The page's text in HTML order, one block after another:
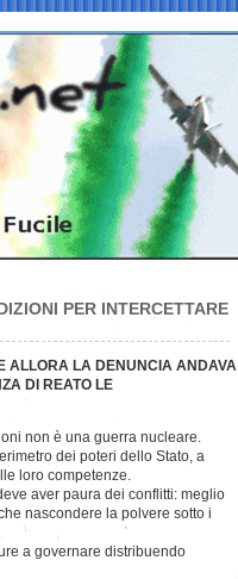
PER INTERCETTARE
ALLORA LA DENUNCIA ANDAVA
DI REATO LE
non è una guerra nucleare.
dei poteri dello Stato, a
loro competenze.
aver paura dei conflitti: meglio
nascondere la polvere sotto i
a governare distribuendo